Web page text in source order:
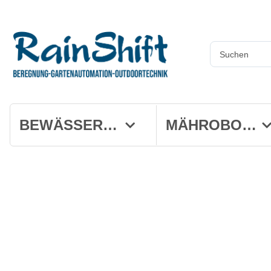
BEWÄSSERUNG MÄHROBOTER